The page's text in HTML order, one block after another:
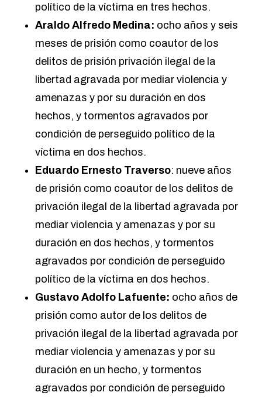
político de la víctima en tres hechos.
Araldo Alfredo Medina: ocho años y seis
meses de prisión como coautor de los
delitos de prisión privación ilegal de la
libertad agravada por mediar violencia y
amenazas y por su duración en dos
hechos, y tormentos agravados por
condición de perseguido político de la
víctima en dos hechos.
Eduardo Ernesto Traverso: nueve años
de prisión como coautor de los delitos de
privación ilegal de la libertad agravada por
mediar violencia y amenazas y por su
duración en dos hechos, y tormentos
agravados por condición de perseguido
político de la víctima en dos hechos.
Gustavo Adolfo Lafuente: ocho años de
prisión como autor de los delitos de
privación ilegal de la libertad agravada por
mediar violencia y amenazas y por su
duración en un hecho, y tormentos
agravados por condición de perseguido